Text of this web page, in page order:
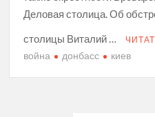
Деловая столица. Об
столицы Виталий …
война донбасс киев